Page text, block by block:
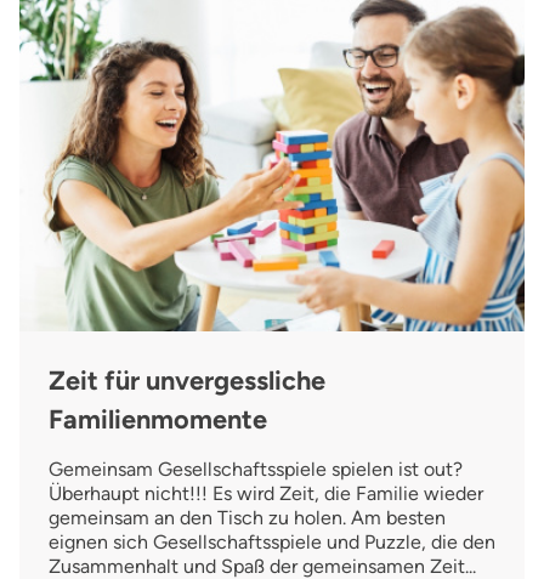
Zeit für unvergessliche
Familienmomente
Gemeinsam Gesellschaftsspiele spielen ist out?
Überhaupt nicht!!! Es wird Zeit, die Familie wieder
gemeinsam an den Tisch zu holen. Am besten
eignen sich Gesellschaftsspiele und Puzzle, die den
Zusammenhalt und Spaß der gemeinsamen Zeit...